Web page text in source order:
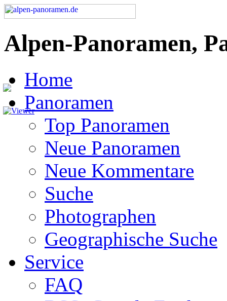
Alpen-Panoramen,
Home
Panoramen
Top Panoramen
Neue Panoramen
Neue Kommentare
Suche
Photographen
Geographische Suche
Service
FAQ